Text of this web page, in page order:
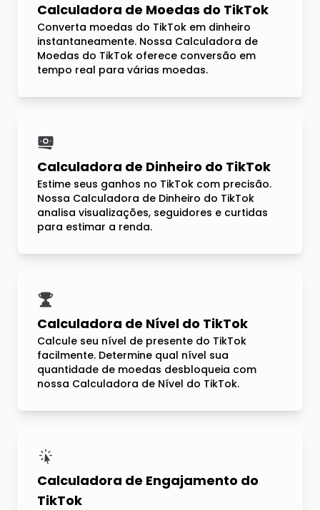
Calculadora de Moedas do TikTok
Converta moedas do TikTok em dinheiro
instantaneamente. Nossa Calculadora de
Moedas do TikTok oferece conversão em
tempo real para várias moedas.
Calculadora de Dinheiro do TikTok
Estime seus ganhos no TikTok com precisão.
Nossa Calculadora de Dinheiro do TikTok
analisa visualizações, seguidores e curtidas
para estimar a renda.
Calculadora de Nível do TikTok
Calcule seu nível de presente do TikTok
facilmente. Determine qual nível sua
quantidade de moedas desbloqueia com
nossa Calculadora de Nível do TikTok.
Calculadora de Engajamento do
TikTok